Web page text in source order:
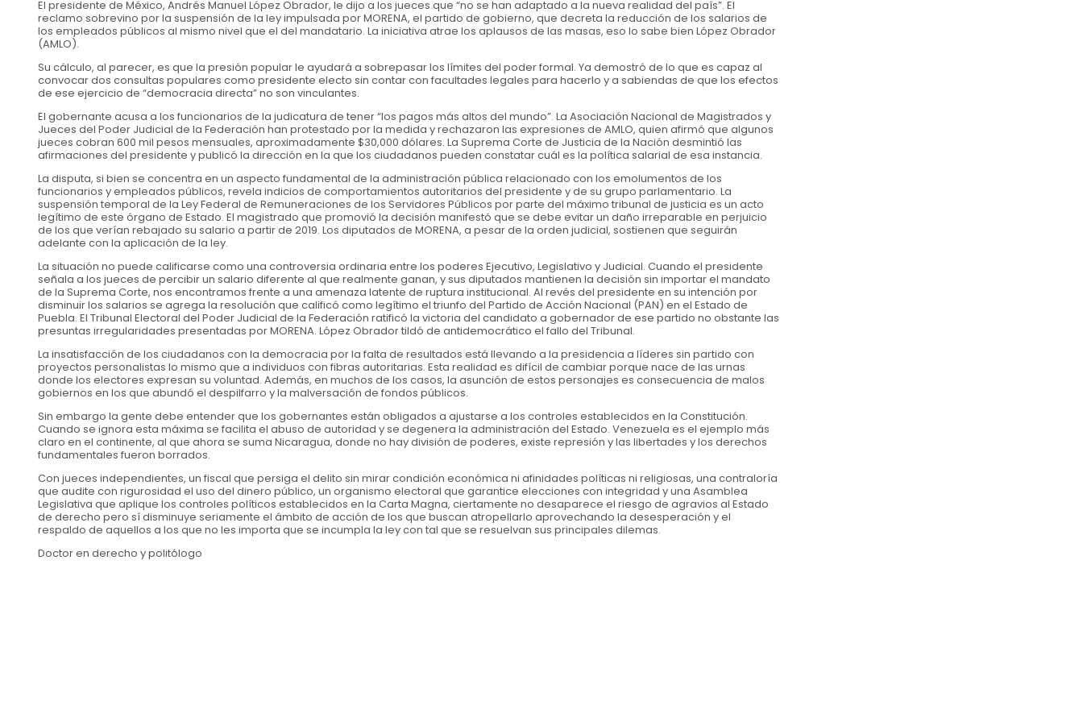
El presidente de México, Andrés Manuel López Obrador, le dijo a los jueces que “no se han adaptado a la nueva realidad del país”. El
reclamo sobrevino por la suspensión de la ley impulsada por MORENA, el partido de gobierno, que decreta la reducción de los salarios de
los empleados públicos al mismo nivel que el del mandatario. La iniciativa atrae los aplausos de las masas, eso lo sabe bien López Obrador
(AMLO).
Su cálculo, al parecer, es que la presión popular le ayudará a sobrepasar los límites del poder formal. Ya demostró de lo que es capaz al
convocar dos consultas populares como presidente electo sin contar con facultades legales para hacerlo y a sabiendas de que los efectos
de ese ejercicio de “democracia directa” no son vinculantes.
El gobernante acusa a los funcionarios de la judicatura de tener “los pagos más altos del mundo”. La Asociación Nacional de Magistrados y
Jueces del Poder Judicial de la Federación han protestado por la medida y rechazaron las expresiones de AMLO, quien afirmó que algunos
jueces cobran 600 mil pesos mensuales, aproximadamente $30,000 dólares. La Suprema Corte de Justicia de la Nación desmintió las
afirmaciones del presidente y publicó la dirección en la que los ciudadanos pueden constatar cuál es la política salarial de esa instancia.
La disputa, si bien se concentra en un aspecto fundamental de la administración pública relacionado con los emolumentos de los
funcionarios y empleados públicos, revela indicios de comportamientos autoritarios del presidente y de su grupo parlamentario. La
suspensión temporal de la Ley Federal de Remuneraciones de los Servidores Públicos por parte del máximo tribunal de justicia es un acto
legítimo de este órgano de Estado. El magistrado que promovió la decisión manifestó que se debe evitar un daño irreparable en perjuicio
de los que verían rebajado su salario a partir de 2019. Los diputados de MORENA, a pesar de la orden judicial, sostienen que seguirán
adelante con la aplicación de la ley.
La situación no puede calificarse como una controversia ordinaria entre los poderes Ejecutivo, Legislativo y Judicial. Cuando el presidente
señala a los jueces de percibir un salario diferente al que realmente ganan, y sus diputados mantienen la decisión sin importar el mandato
de la Suprema Corte, nos encontramos frente a una amenaza latente de ruptura institucional. Al revés del presidente en su intención por
disminuir los salarios se agrega la resolución que calificó como legítimo el triunfo del Partido de Acción Nacional (PAN) en el Estado de
Puebla. El Tribunal Electoral del Poder Judicial de la Federación ratificó la victoria del candidato a gobernador de ese partido no obstante las
presuntas irregularidades presentadas por MORENA. López Obrador tildó de antidemocrático el fallo del Tribunal.
La insatisfacción de los ciudadanos con la democracia por la falta de resultados está llevando a la presidencia a líderes sin partido con
proyectos personalistas lo mismo que a individuos con fibras autoritarias. Esta realidad es difícil de cambiar porque nace de las urnas
donde los electores expresan su voluntad. Además, en muchos de los casos, la asunción de estos personajes es consecuencia de malos
gobiernos en los que abundó el despilfarro y la malversación de fondos públicos.
Sin embargo la gente debe entender que los gobernantes están obligados a ajustarse a los controles establecidos en la Constitución.
Cuando se ignora esta máxima se facilita el abuso de autoridad y se degenera la administración del Estado. Venezuela es el ejemplo más
claro en el continente, al que ahora se suma Nicaragua, donde no hay división de poderes, existe represión y las libertades y los derechos
fundamentales fueron borrados.
Con jueces independientes, un fiscal que persiga el delito sin mirar condición económica ni afinidades políticas ni religiosas, una contraloría
que audite con rigurosidad el uso del dinero público, un organismo electoral que garantice elecciones con integridad y una Asamblea
Legislativa que aplique los controles políticos establecidos en la Carta Magna, ciertamente no desaparece el riesgo de agravios al Estado
de derecho pero sí disminuye seriamente el ámbito de acción de los que buscan atropellarlo aprovechando la desesperación y el
respaldo de aquellos a los que no les importa que se incumpla la ley con tal que se resuelvan sus principales dilemas.
Doctor en derecho y politólogo